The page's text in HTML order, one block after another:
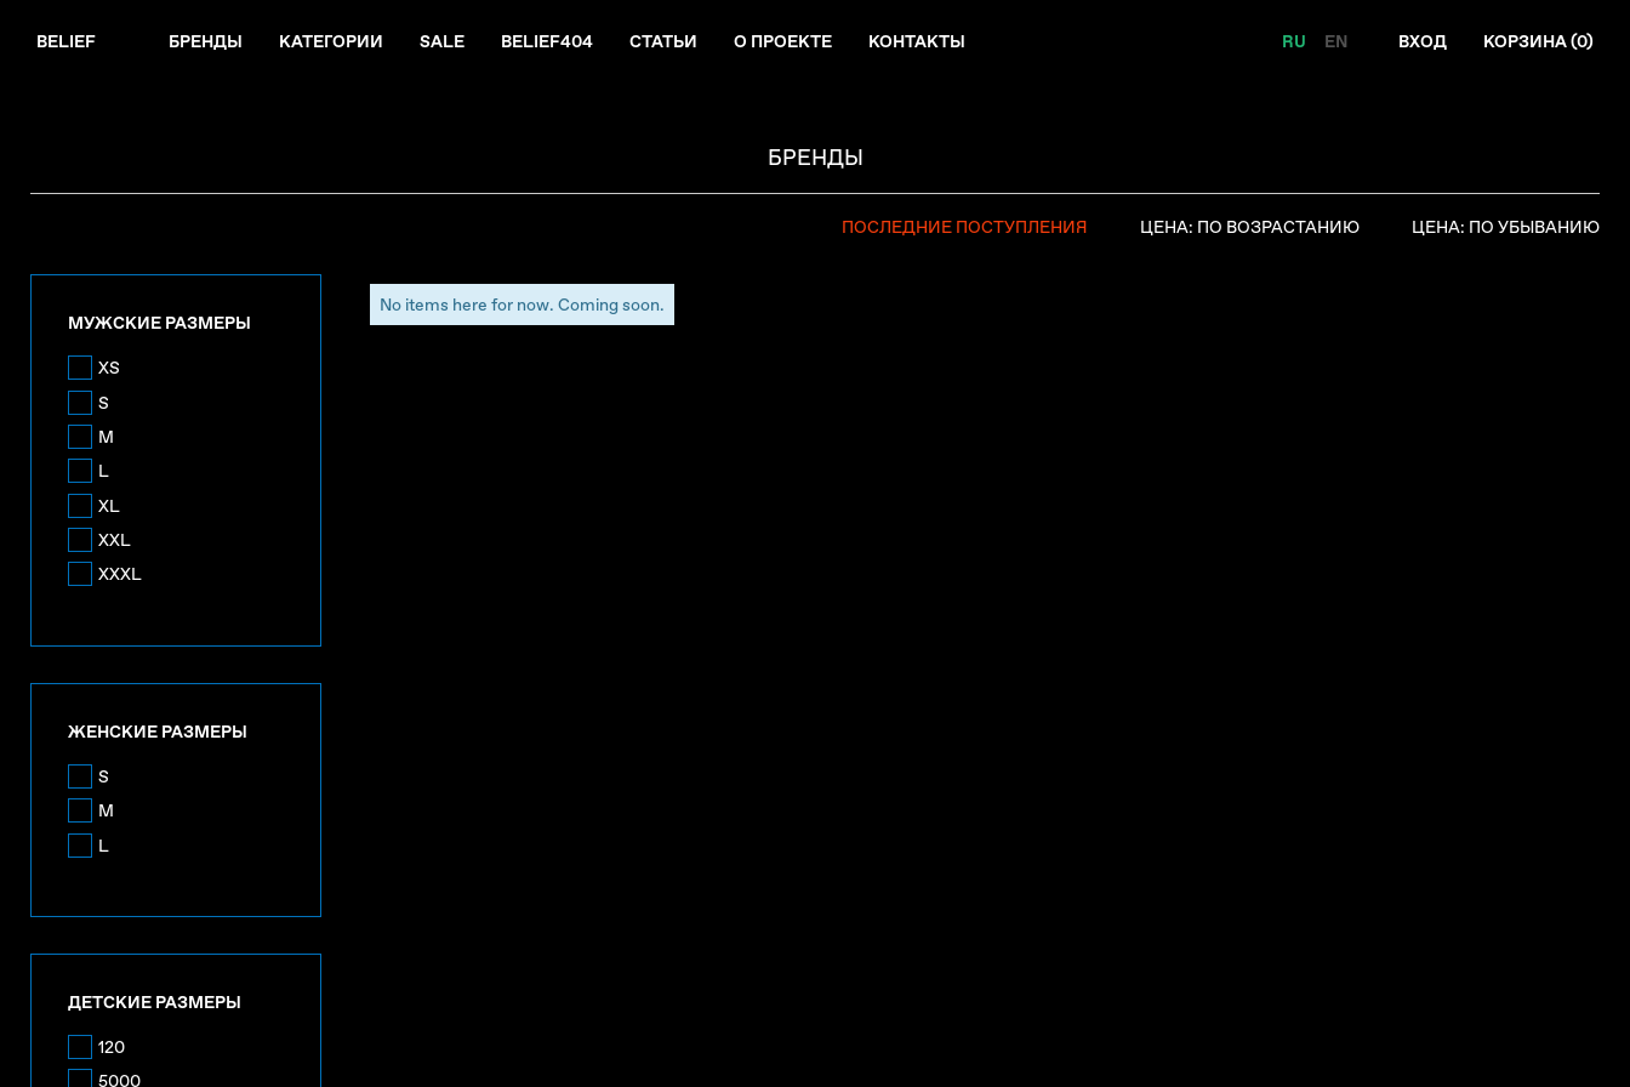
BELIEF БРЕНДЫ КАТЕГОРИИ SALE BELIEF404 СТАТЬИ О ПРОЕКТЕ КОНТАКТЫ RU EN ВХОД КОРЗИНА (0)
БРЕНДЫ
ПОСЛЕДНИЕ ПОСТУПЛЕНИЯ ЦЕНА: ПО ВОЗРАСТАНИЮ ЦЕНА: ПО УБЫВАНИЮ
МУЖСКИЕ РАЗМЕРЫ
XS
S
M
L
XL
XXL
XXXL
ЖЕНСКИЕ РАЗМЕРЫ
S
M
L
ДЕТСКИЕ РАЗМЕРЫ
120
5000
No items here for now. Coming soon.